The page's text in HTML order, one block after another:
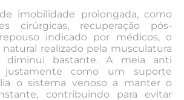
imobilidade prolongada, como
cirúrgicas, recuperação pós-
indicado por médicos, o
realizado pela musculatura
diminui bastante. A meia anti
como um suporte
o sistema venoso a manter o
contribuindo para evitar